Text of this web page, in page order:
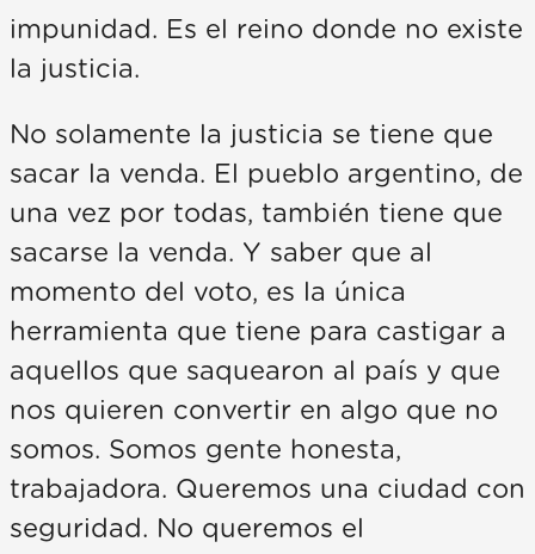
impunidad. Es el reino donde no existe
la justicia.
No solamente la justicia se tiene que
sacar la venda. El pueblo argentino, de
una vez por todas, también tiene que
sacarse la venda. Y saber que al
momento del voto, es la única
herramienta que tiene para castigar a
aquellos que saquearon al país y que
nos quieren convertir en algo que no
somos. Somos gente honesta,
trabajadora. Queremos una ciudad con
seguridad. No queremos el